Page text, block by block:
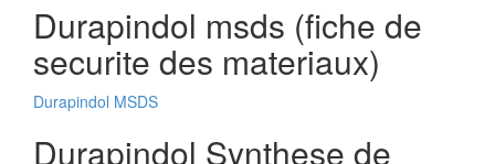
Durapindol msds (fiche de
securite des materiaux)
Durapindol MSDS
Durapindol Synthese de